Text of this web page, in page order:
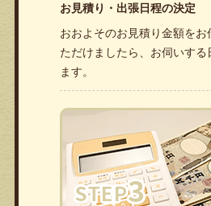
お見積り・出張日程の決定
おおよそのお見積り金額を
ただけましたら、お伺いする
ます。